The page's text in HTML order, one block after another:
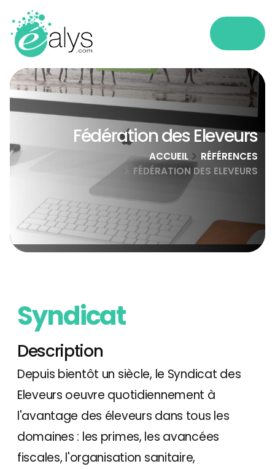
Fédération des Eleveurs
ACCUEIL
RÉFÉRENCES
FÉDÉRATION DES ELEVEURS
Syndicat
Description
Depuis bientôt un siècle, le Syndicat des
Eleveurs oeuvre quotidiennement à
l'avantage des éleveurs dans tous les
domaines : les primes, les avancées
fiscales, l'organisation sanitaire,